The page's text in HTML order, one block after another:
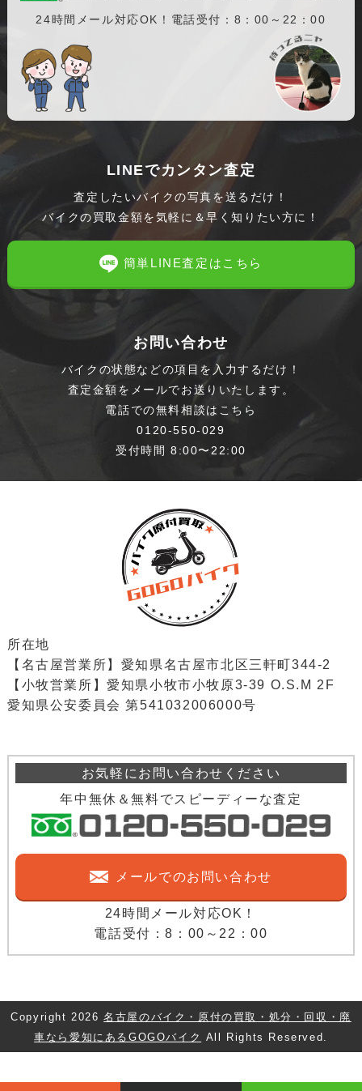
24時間メール対応OK！電話受付：8：00～22：00
LINEでカンタン査定
査定したいバイクの写真を送るだけ！
バイクの買取金額を気軽に＆早く知りたい方に！
簡単LINE査定はこちら
お問い合わせ
バイクの状態などの項目を入力するだけ！
査定金額をメールでお送りいたします。
電話での無料相談はこちら
0120-550-029
受付時間 8:00〜22:00
所在地
【名古屋営業所】愛知県名古屋市北区三軒町344-2
【小牧営業所】愛知県小牧市小牧原3-39 O.S.M 2F
愛知県公安委員会 第541032006000号
お気軽にお問い合わせください
年中無休＆無料でスピーディーな査定
メールでのお問い合わせ
24時間メール対応OK！
電話受付：8：00～22：00
Copyright 2026名古屋のバイク・原付の買取・処分・回収・廃
車なら愛知にあるGOGOバイク All Rights Reserved.